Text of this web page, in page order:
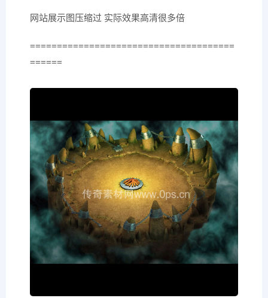
网站展示图压缩过 实际效果高清很多倍
======================================
======